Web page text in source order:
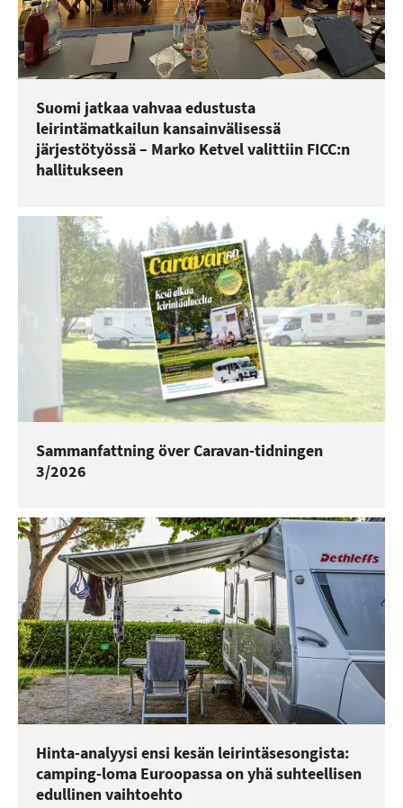
Suomi jatkaa vahvaa edustusta
leirintämatkailun kansainvälisessä
järjestötyössä – Marko Ketvel valittiin FICC:n
hallitukseen
Sammanfattning över Caravan-tidningen
3/2026
Hinta-analyysi ensi kesän leirintäsesongista:
camping-loma Euroopassa on yhä suhteellisen
edullinen vaihtoehto